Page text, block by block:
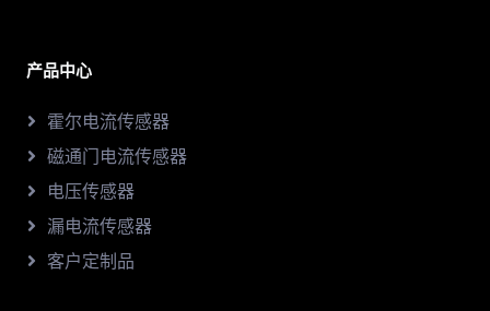
产品中心
霍尔电流传感器
磁通门电流传感器
电压传感器
漏电流传感器
客户定制品